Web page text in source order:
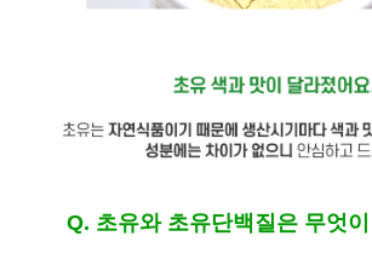
Q. 초유와 초유단백질은 무엇